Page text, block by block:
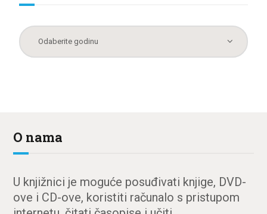
O nama
U knjižnici je moguće posuđivati knjige, DVD-
ove i CD-ove, koristiti računalo s pristupom